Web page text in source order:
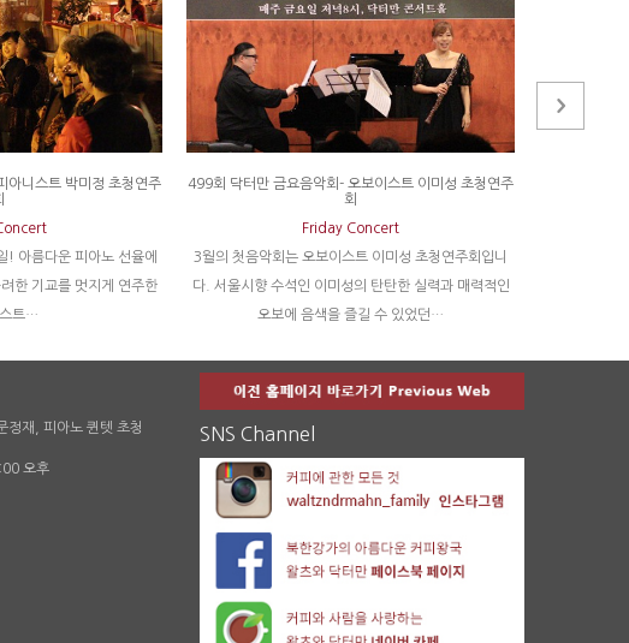
아니스트 박미정 초청연주
! 아름다운 피아노 선율에
한 기교를 멋지게 연주한
트…
499회 닥터만 금요음악회- 오보이스트 이미성 초청연주
회
Friday Concert
3월의 첫음악회는 오보이스트 이미성 초청연주회입니
다. 서울시향 수석인 이미성의 탄탄한 실력과 매력적인
오보에 음색을 즐길 수 있었던…
정재, 피아노 퀸텟 초청
오후
SNS Channel